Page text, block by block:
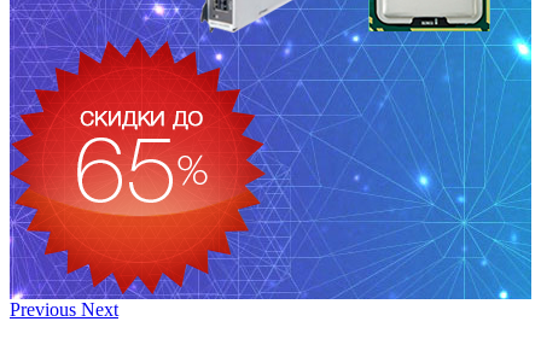
Previous Next